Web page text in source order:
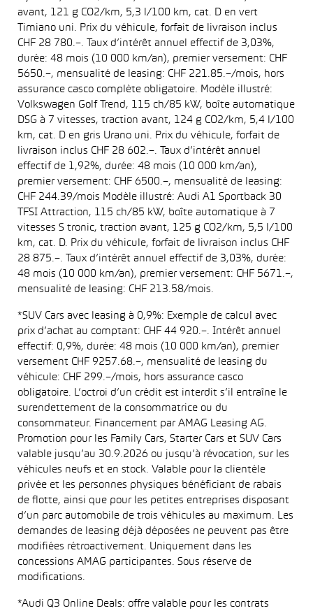
avant, 121 g CO2/km, 5,3 l/100 km, cat. D en vert
Timiano uni. Prix du véhicule, forfait de livraison inclus
CHF 28 780.–. Taux d’intérêt annuel effectif de 3,03%,
durée: 48 mois (10 000 km/an), premier versement: CHF
5650.–, mensualité de leasing: CHF 221.85.–/mois, hors
assurance casco complète obligatoire. Modèle illustré:
Volkswagen Golf Trend, 115 ch/85 kW, boîte automatique
DSG à 7 vitesses, traction avant, 124 g CO2/km, 5,4 l/100
km, cat. D en gris Urano uni. Prix du véhicule, forfait de
livraison inclus CHF 28 602.–. Taux d’intérêt annuel
effectif de 1,92%, durée: 48 mois (10 000 km/an),
premier versement: CHF 6500.–, mensualité de leasing:
CHF 244.39/mois Modèle illustré: Audi A1 Sportback 30
TFSI Attraction, 115 ch/85 kW, boîte automatique à 7
vitesses S tronic, traction avant, 125 g CO2/km, 5,5 l/100
km, cat. D. Prix du véhicule, forfait de livraison inclus CHF
28 875.–. Taux d’intérêt annuel effectif de 3,03%, durée:
48 mois (10 000 km/an), premier versement: CHF 5671.–,
mensualité de leasing: CHF 213.58/mois.
*SUV Cars avec leasing à 0,9%: Exemple de calcul avec
prix d’achat au comptant: CHF 44 920.–. Intérêt annuel
effectif: 0,9%, durée: 48 mois (10 000 km/an), premier
versement CHF 9257.68.–, mensualité de leasing du
véhicule: CHF 299.–/mois, hors assurance casco
obligatoire. L’octroi d’un crédit est interdit s’il entraîne le
surendettement de la consommatrice ou du
consommateur. Financement par AMAG Leasing AG.
Promotion pour les Family Cars, Starter Cars et SUV Cars
valable jusqu’au 30.9.2026 ou jusqu’à révocation, sur les
véhicules neufs et en stock. Valable pour la clientèle
privée et les personnes physiques bénéficiant de rabais
de flotte, ainsi que pour les petites entreprises disposant
d’un parc automobile de trois véhicules au maximum. Les
demandes de leasing déjà déposées ne peuvent pas être
modifiées rétroactivement. Uniquement dans les
concessions AMAG participantes. Sous réserve de
modifications.
*Audi Q3 Online Deals: offre valable pour les contrats